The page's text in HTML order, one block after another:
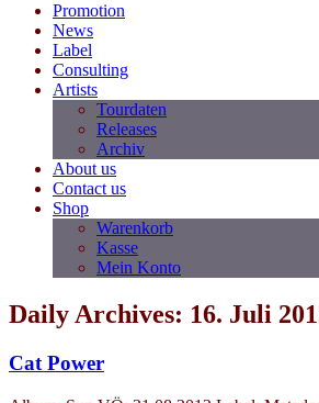
Promotion
News
Label
Consulting
Artists
Tourdaten
Releases
Archiv
About us
Contact us
Shop
Warenkorb
Kasse
Mein Konto
Daily Archives: 16. Juli
Cat Power